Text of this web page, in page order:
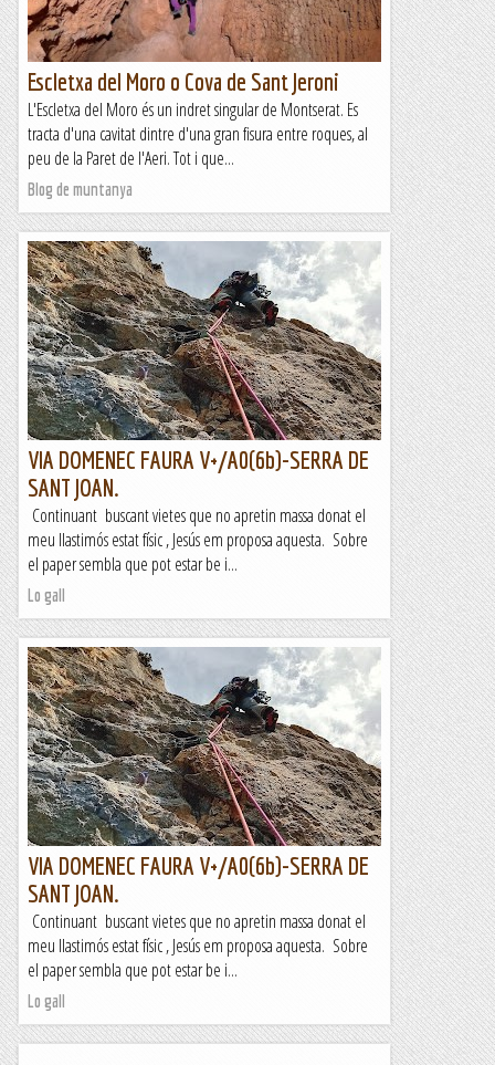
Escletxa del Moro o Cova de Sant Jeroni
L'Escletxa del Moro és un indret singular de Montserat. Es
tracta d'una cavitat dintre d'una gran fisura entre roques, al
peu de la Paret de l'Aeri. Tot i que...
Blog de muntanya
VIA DOMENEC FAURA V+/A0(6b)-SERRA DE
SANT JOAN.
Continuant buscant vietes que no apretin massa donat el
meu llastimós estat físic , Jesús em proposa aquesta. Sobre
el paper sembla que pot estar be i...
Lo gall
VIA DOMENEC FAURA V+/A0(6b)-SERRA DE
SANT JOAN.
Continuant buscant vietes que no apretin massa donat el
meu llastimós estat físic , Jesús em proposa aquesta. Sobre
el paper sembla que pot estar be i...
Lo gall